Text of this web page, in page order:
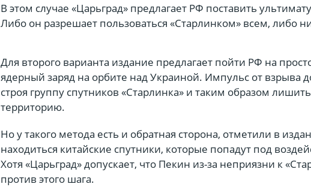
В этом случае «Царьград» предлагает РФ поставить
Либо он разрешает пользоваться «Старлинком» всем, либо
Для второго варианта издание предлагает пойти РФ на
ядерный заряд на орбите над Украиной. Импульс от взрыва
строя группу спутников «Старлинка» и таким образом
территорию.
Но у такого метода есть и обратная сторона, отметили в
находиться китайские спутники, которые попадут под
Хотя «Царьград» допускает, что Пекин из-за неприязни к
против этого шага.